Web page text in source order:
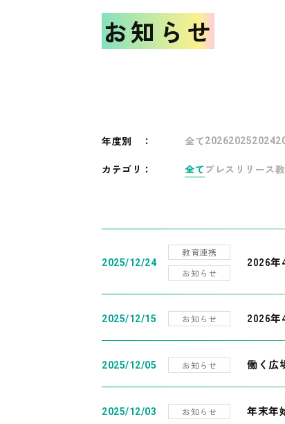
お知らせ
年度別 ： 全て202620252024
カテゴリ： 全て プレスリリース
2025/12/24
教育連携
お知らせ
2026
2025/12/15 お知らせ 2026年
2025/12/05 お知らせ 働く広
2025/12/03 お知らせ 年末年